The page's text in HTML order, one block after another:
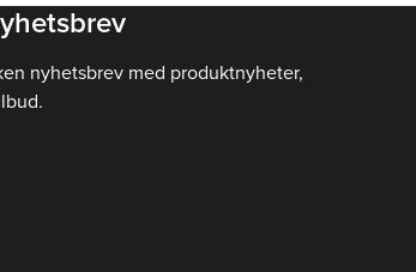
nyhetsbrev med produktnyheter,